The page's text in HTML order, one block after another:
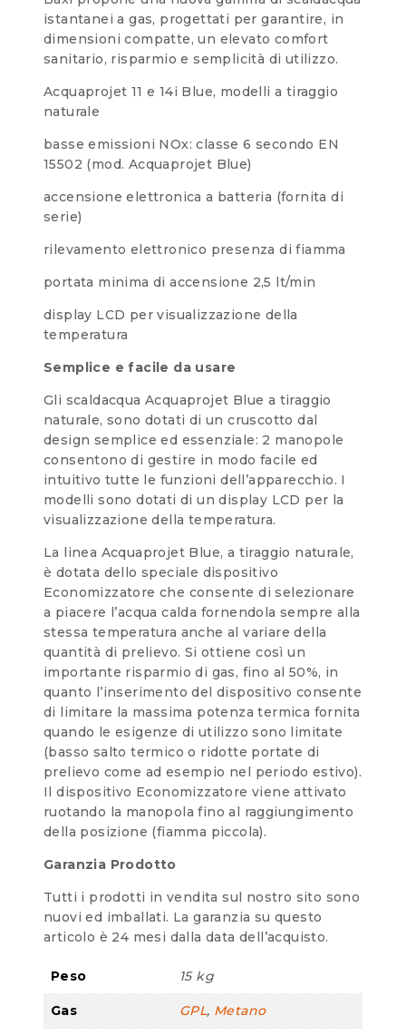
istantanei a gas, progettati per garantire, in
dimensioni compatte, un elevato comfort
sanitario, risparmio e semplicità di utilizzo.
Acquaprojet 11 e 14i Blue, modelli a tiraggio
naturale
basse emissioni NOx: classe 6 secondo EN
15502 (mod. Acquaprojet Blue)
accensione elettronica a batteria (fornita di
serie)
rilevamento elettronico presenza di fiamma
portata minima di accensione 2,5 lt/min
display LCD per visualizzazione della
temperatura
Semplice e facile da usare
Gli scaldacqua Acquaprojet Blue a tiraggio
naturale, sono dotati di un cruscotto dal
design semplice ed essenziale: 2 manopole
consentono di gestire in modo facile ed
intuitivo tutte le funzioni dell’apparecchio. I
modelli sono dotati di un display LCD per la
visualizzazione della temperatura.
La linea Acquaprojet Blue, a tiraggio naturale,
è dotata dello speciale dispositivo
Economizzatore che consente di selezionare
a piacere l’acqua calda fornendola sempre alla
stessa temperatura anche al variare della
quantità di prelievo. Si ottiene così un
importante risparmio di gas, fino al 50%, in
quanto l’inserimento del dispositivo consente
di limitare la massima potenza termica fornita
quando le esigenze di utilizzo sono limitate
(basso salto termico o ridotte portate di
prelievo come ad esempio nel periodo estivo).
Il dispositivo Economizzatore viene attivato
ruotando la manopola fino al raggiungimento
della posizione (fiamma piccola).
Garanzia Prodotto
Tutti i prodotti in vendita sul nostro sito sono
nuovi ed imballati. La garanzia su questo
articolo è 24 mesi dalla data dell’acquisto.
Peso 15 kg
Gas GPL, Metano